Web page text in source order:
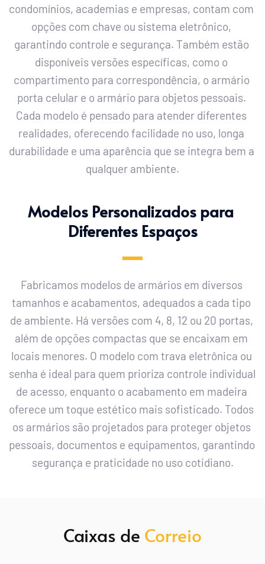
condomínios, academias e empresas, contam com
opções com chave ou sistema eletrônico,
garantindo controle e segurança. Também estão
disponíveis versões específicas, como o
compartimento para correspondência, o armário
porta celular e o armário para objetos pessoais.
Cada modelo é pensado para atender diferentes
realidades, oferecendo facilidade no uso, longa
durabilidade e uma aparência que se integra bem a
qualquer ambiente.
Modelos Personalizados para
Diferentes Espaços
Fabricamos modelos de armários em diversos
tamanhos e acabamentos, adequados a cada tipo
de ambiente. Há versões com 4, 8, 12 ou 20 portas,
além de opções compactas que se encaixam em
locais menores. O modelo com trava eletrônica ou
senha é ideal para quem prioriza controle individual
de acesso, enquanto o acabamento em madeira
oferece um toque estético mais sofisticado. Todos
os armários são projetados para proteger objetos
pessoais, documentos e equipamentos, garantindo
segurança e praticidade no uso cotidiano.
Caixas de Correio